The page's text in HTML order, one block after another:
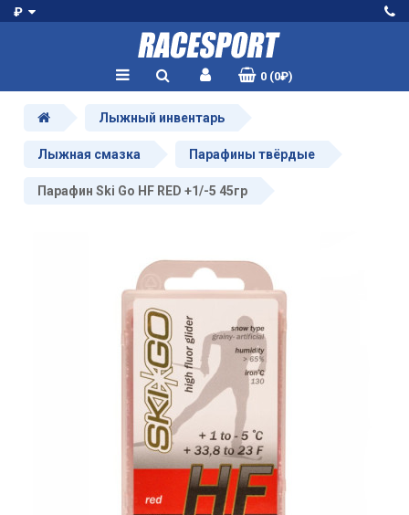
₽
0 (0₽)
Лыжный инвентарь
Лыжная смазка Парафины твёрдые
Парафин Ski Go HF RED +1/-5 45гр